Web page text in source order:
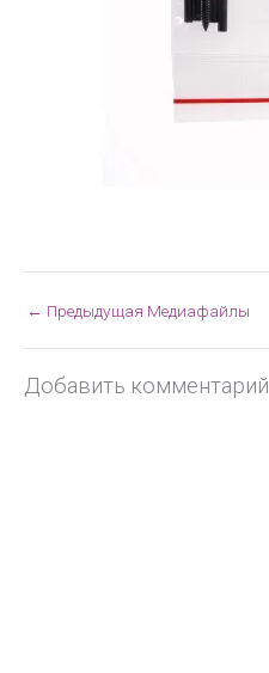
← Предыдущая Медиафайлы
Добавить комментарий